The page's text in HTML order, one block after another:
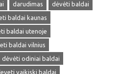
darudimas
dėvėti baldai
baldai kaunas
baldai utenoje
baldai vilnius
dėvėti odiniai baldai
vaikiski baldai